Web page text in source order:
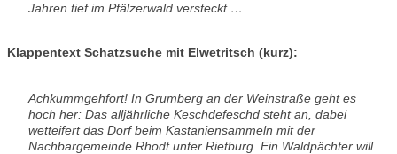
Jahren tief im Pfälzerwald versteckt …
Klappentext Schatzsuche mit Elwetritsch (kurz):
Achkummgehfort! In Grumberg an der Weinstraße geht es
hoch her: Das alljährliche Keschdefeschd steht an, dabei
wetteifert das Dorf beim Kastaniensammeln mit der
Nachbargemeinde Rhodt unter Rietburg. Ein Waldpächter will